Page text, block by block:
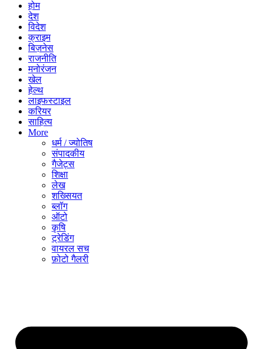
होम
देश
विदेश
क्राइम
बिज़नेस
राजनीति
मनोरंजन
खेल
हेल्थ
लाइफस्टाइल
करियर
साहित्य
More
धर्म / ज्योतिष
संपादकीय
गैजेट्स
शिक्षा
लेख
शख्सियत
ब्लॉग
ऑटो
कृषि
ट्रेडिंग
वायरल सच
फ़ोटो गैलरी